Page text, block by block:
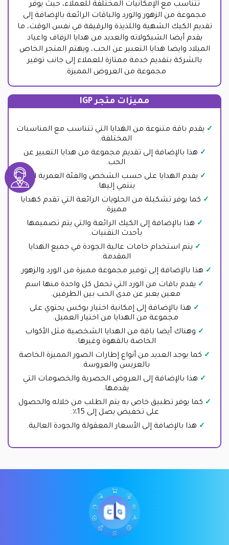
تتناسب مع الإمكانيات المختلفة للعملاء، حيث يوفر
مجموعة من الزهور والورد والباقات الرائعة بالإضافة إلى
تقديم الكيك الشهية واللذيذة والرقيقة في نفس الوقت، ما
يقدم أيضا الشيكولاته والعديد من هدايا الزفاف واعياد
الميلاد وايضا هدايا التعبير عن الحب، ويهتم المتجر الخاص
بالشركة بتقديم خدمة ممتازة للعملاء إلى جانب توفير
مجموعة من العروض المميزة.
مميزات متجر IGP
يقدم باقة متنوعة من الهدايا التي تتناسب مع المناسبات
المختلفة.
هذا بالإضافة إلى تقديم مجموعة من هدايا التعبير عن
الحب.
يقدم الهدايا على حسب الشخص والفئة العمرية التي
ينتمي إليها.
كما يوفر تشكيلة من الحلويات الرائعة التي تقدم كهدايا
مميزة.
هذا بالإضافة إلى الكيك الرائعة والتي يتم تصميمها
بأحدث التقنيات.
يتم استخدام خامات عالية الجودة في جميع الهدايا
المقدمة.
هذا بالإضافة إلى توفير مجموعة مميزة من الورد والزهور.
يقدم باقات من الورد التي تحمل كل واحدة منها اسم
معين يعبر عن مدى الحب بين الطرفين.
هذا بالإضافة إلى إمكانية اختيار بوكس يحتوي على
مجموعة من الهدايا من اختيار العميل.
وهناك أيضا باقة من الهدايا الشخصية مثل الأكواب
الخاصة بالقهوة وغيرها.
كما يوجد العديد من أنواع إطارات الصور المميزة الخاصة
بالعريس والعروسة.
هذا بالإضافة إلى العروض الحصرية والخصومات التي
يقدمها.
كما يوفر تطبيق خاص به يتم الطلب من خلاله والحصول
على تخفيض يصل إلى 15٪.
هذا بالإضافة إلى الأسعار المعقولة والجودة العالية.